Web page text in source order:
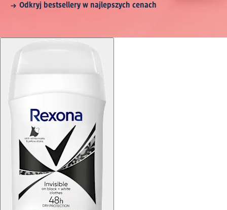
Odkryj bestsellery w najlepszych cenach